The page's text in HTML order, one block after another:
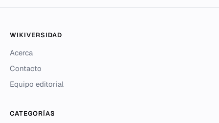
WIKIVERSIDAD
Acerca
Contacto
Equipo editorial
CATEGORÍAS